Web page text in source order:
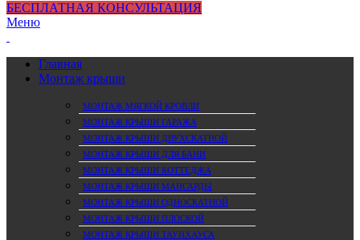
БЕСПЛАТНАЯ КОНСУЛЬТАЦИЯ
Меню
Главная
Монтаж крыши
МОНТАЖ МЯГКОЙ КРОВЛИ
МОНТАЖ КРЫШИ ГАРАЖА
МОНТАЖ КРЫШИ ДВУХСКАТНОЙ
МОНТАЖ КРЫШИ ДЛЯ БАНИ
МОНТАЖ КРЫШИ КОТТЕДЖА
МОНТАЖ КРЫШИ МАНСАРДЫ
МОНТАЖ КРЫШИ ОДНОСКАТНОЙ
МОНТАЖ КРЫШИ ПЛОСКОЙ
МОНТАЖ КРЫШИ ТАУНХАУСА